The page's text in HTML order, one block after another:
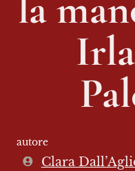
autore
Clara